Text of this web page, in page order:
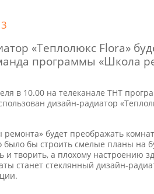
«Теплолюкс Flora»
программы «Школа
в 10.00 на телеканале ТНТ
дизайн-радиатор
будет преображать
было бы строить смелые планы на
и творить, а плохому
станет стеклянный дизайн-